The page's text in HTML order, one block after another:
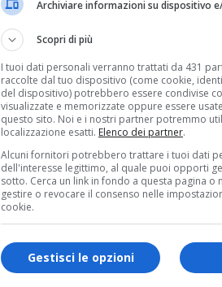
Archiviare informazioni su dispositivo
Scopri di più
I tuoi dati personali verranno trattati da 431
raccolte dal tuo dispositivo (come cookie,
del dispositivo) potrebbero essere condivise
visualizzate e memorizzate oppure essere
questo sito. Noi e i nostri partner potremmo
localizzazione esatti. Elenco dei partner.
Alcuni fornitori potrebbero trattare i tuoi dati
dell'interesse legittimo, al quale puoi opporti
sotto. Cerca un link in fondo a questa pagina o
gestire o revocare il consenso nelle
cookie.
Gestisci le opzioni